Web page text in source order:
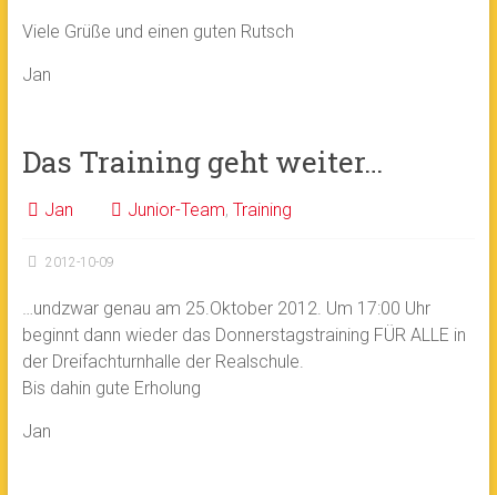
Viele Grüße und einen guten Rutsch
Jan
Das Training geht weiter…
Jan Junior-Team, Training
2012-10-09
…undzwar genau am 25.Oktober 2012. Um 17:00 Uhr
beginnt dann wieder das Donnerstagstraining FÜR ALLE in
der Dreifachturnhalle der Realschule.
Bis dahin gute Erholung
Jan